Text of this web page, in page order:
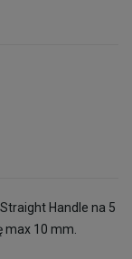
Handle na 5
10 mm.